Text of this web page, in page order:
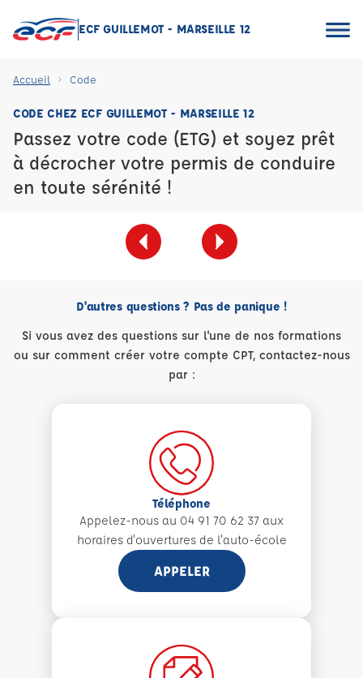
ECF GUILLEMOT - MARSEILLE 12
Accueil Code
CODE CHEZ ECF GUILLEMOT - MARSEILLE 12
Passez votre code (ETG) et soyez prêt
à décrocher votre permis de conduire
en toute sérénité !
D'autres questions ? Pas de panique !
Si vous avez des questions sur l'une de nos formations
ou sur comment créer votre compte CPT, contactez-nous
par :
Téléphone
Appelez-nous au 04 91 70 62 37 aux
horaires d'ouvertures de l'auto-école
APPELER